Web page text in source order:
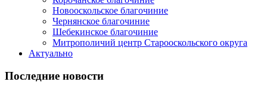
Новооскольское благочиние
Чернянское благочиние
Шебекинское благочиние
Митрополичий центр Старооскольского округа
Актуально
Последние новости